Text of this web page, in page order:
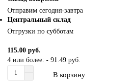
Отправим сегодня-завтра
Центральный склад
Отгрузки по субботам
115.00 руб.
4 или более: - 91.49 руб.
В корзину